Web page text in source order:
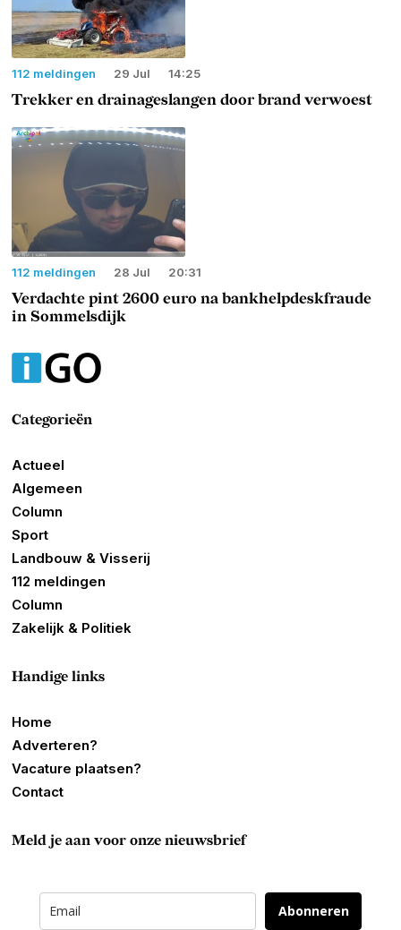
112 meldingen 29 Jul 14:25
Trekker en drainageslangen door brand verwoest
112 meldingen 28 Jul 20:31
Verdachte pint 2600 euro na bankhelpdeskfraude
in Sommelsdijk
Categorieën
Actueel
Algemeen
Column
Sport
Landbouw & Visserij
112 meldingen
Column
Zakelijk & Politiek
Handige links
Home
Adverteren?
Vacature plaatsen?
Contact
Meld je aan voor onze nieuwsbrief
Abonneren